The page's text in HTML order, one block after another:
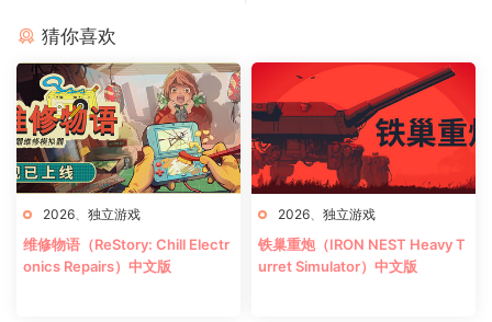
猜你喜欢
2026 独立游戏
维修物语（ReStory: Chill Electr
onics Repairs）中文版
2026 独立游戏
铁巢重炮（IRON NEST Heavy T
urret Simulator）中文版